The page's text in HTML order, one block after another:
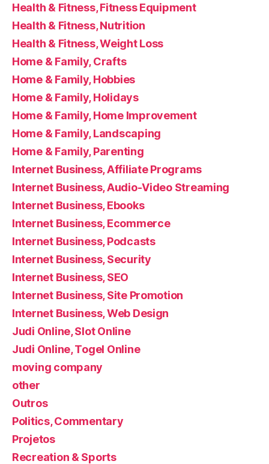
Health & Fitness, Fitness Equipment
Health & Fitness, Nutrition
Health & Fitness, Weight Loss
Home & Family, Crafts
Home & Family, Hobbies
Home & Family, Holidays
Home & Family, Home Improvement
Home & Family, Landscaping
Home & Family, Parenting
Internet Business, Affiliate Programs
Internet Business, Audio-Video Streaming
Internet Business, Ebooks
Internet Business, Ecommerce
Internet Business, Podcasts
Internet Business, Security
Internet Business, SEO
Internet Business, Site Promotion
Internet Business, Web Design
Judi Online, Slot Online
Judi Online, Togel Online
moving company
other
Outros
Politics, Commentary
Projetos
Recreation & Sports